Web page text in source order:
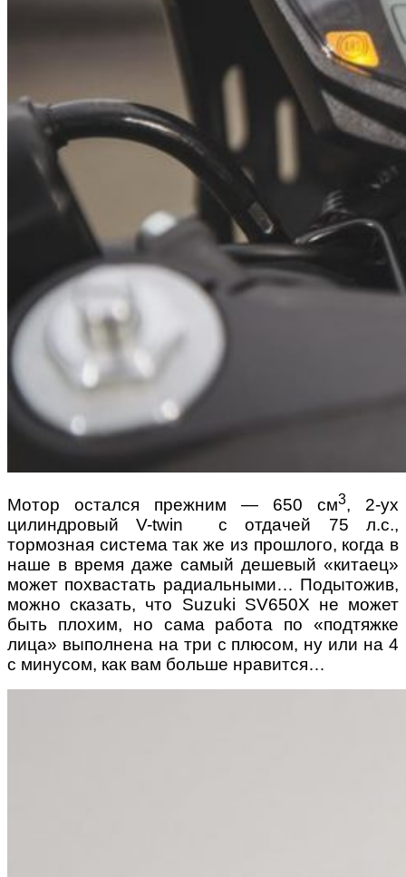
Мотор остался прежним — 650 см3, 2-ух
цилиндровый V-twin с отдачей 75 л.с.,
тормозная система так же из прошлого, когда в
наше в время даже самый дешевый «китаец»
может похвастать радиальными… Подытожив,
можно сказать, что Suzuki SV650Х не может
быть плохим, но сама работа по «подтяжке
лица» выполнена на три с плюсом, ну или на 4
с минусом, как вам больше нравится…